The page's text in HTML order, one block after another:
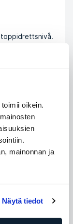
oikein.
mainonnan ja
Näytä tiedot
toppidrettsnivå.
16:30 - 22:30
16:30 - 22:30